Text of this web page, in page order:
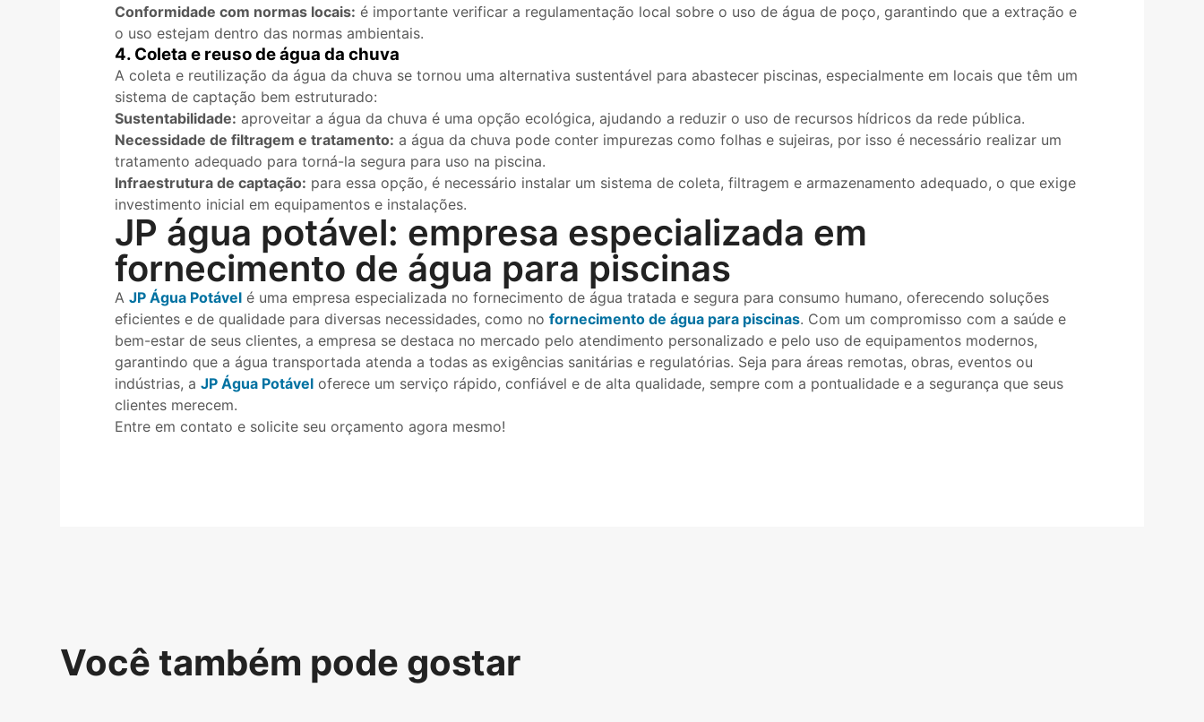
Conformidade com normas locais: é importante verificar a regulamentação local sobre o uso de água de poço, garantindo que a extração e
o uso estejam dentro das normas ambientais.
4. Coleta e reuso de água da chuva
A coleta e reutilização da água da chuva se tornou uma alternativa sustentável para abastecer piscinas, especialmente em locais que têm um
sistema de captação bem estruturado:
Sustentabilidade: aproveitar a água da chuva é uma opção ecológica, ajudando a reduzir o uso de recursos hídricos da rede pública.
Necessidade de filtragem e tratamento: a água da chuva pode conter impurezas como folhas e sujeiras, por isso é necessário realizar um
tratamento adequado para torná-la segura para uso na piscina.
Infraestrutura de captação: para essa opção, é necessário instalar um sistema de coleta, filtragem e armazenamento adequado, o que exige
investimento inicial em equipamentos e instalações.
JP água potável: empresa especializada em
fornecimento de água para piscinas
A JP Água Potávelé uma empresa especializada no fornecimento de água tratada e segura para consumo humano, oferecendo soluções
eficientes e de qualidade para diversas necessidades, como no fornecimento de água para piscinas. Com um compromisso com a saúde e
bem-estar de seus clientes, a empresa se destaca no mercado pelo atendimento personalizado e pelo uso de equipamentos modernos,
garantindo que a água transportada atenda a todas as exigências sanitárias e regulatórias. Seja para áreas remotas, obras, eventos ou
indústrias, a JP Água Potáveloferece um serviço rápido, confiável e de alta qualidade, sempre com a pontualidade e a segurança que seus
clientes merecem.
Entre em contato e solicite seu orçamento agora mesmo!
Você também pode gostar